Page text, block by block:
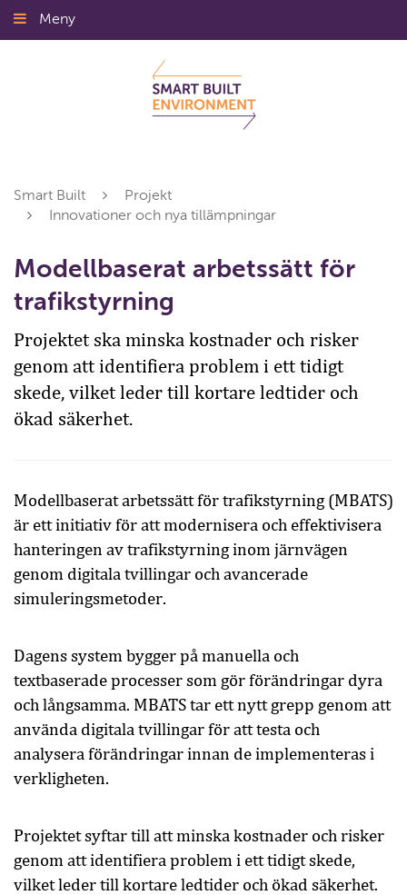
Gå
till
Meny
Smart Built
Projekt
Innovationer och nya tillämpningar
Modellbaserat arbetssätt för
trafikstyrning
Projektet ska minska kostnader och risker
genom att identifiera problem i ett tidigt
skede, vilket leder till kortare ledtider och
ökad säkerhet.
Modellbaserat arbetssätt för trafikstyrning (MBATS)
är ett initiativ för att modernisera och effektivisera
hanteringen av trafikstyrning inom järnvägen
genom digitala tvillingar och avancerade
simuleringsmetoder.
Dagens system bygger på manuella och
textbaserade processer som gör förändringar dyra
och långsamma. MBATS tar ett nytt grepp genom att
använda digitala tvillingar för att testa och
analysera förändringar innan de implementeras i
verkligheten.
Projektet syftar till att minska kostnader och risker
genom att identifiera problem i ett tidigt skede,
vilket leder till kortare ledtider och ökad säkerhet.